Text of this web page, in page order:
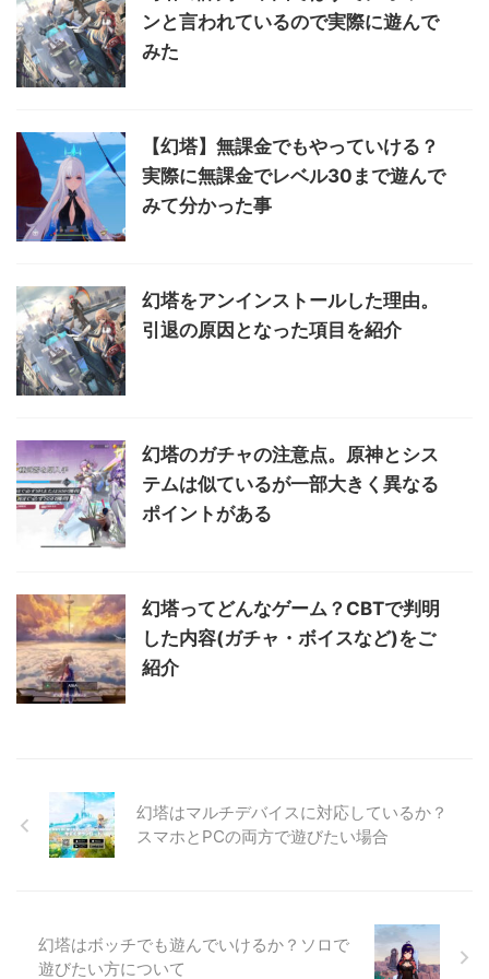
ンと言われているので実際に遊んで
みた
【幻塔】無課金でもやっていける？
実際に無課金でレベル30まで遊んで
みて分かった事
幻塔をアンインストールした理由。
引退の原因となった項目を紹介
幻塔のガチャの注意点。原神とシス
テムは似ているが一部大きく異なる
ポイントがある
幻塔ってどんなゲーム？CBTで判明
した内容(ガチャ・ボイスなど)をご
紹介
幻塔はマルチデバイスに対応しているか？
スマホとPCの両方で遊びたい場合
幻塔はボッチでも遊んでいけるか？ソロで
遊びたい方について